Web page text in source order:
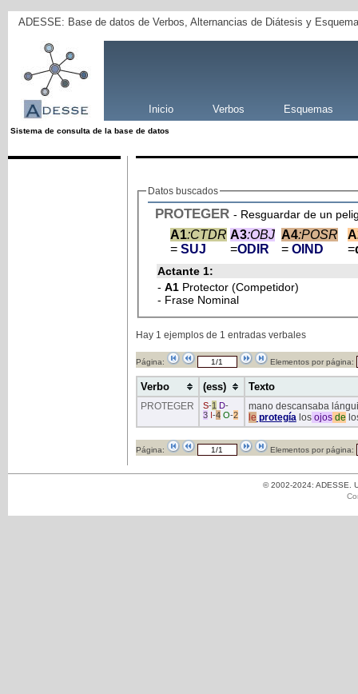
ADESSE: Base de datos de Verbos, Alternancias de Diátesis y
Inicio Verbos Esquemas
Sistema de consulta de la base de datos
Datos buscados
PROTEGER - Resguardar de un
A1:CTDR
= SUJ
A3:OBJ
=ODIR
A4:POSR
= OIND
=
Actante 1:
- A1Protector (Competidor)
- Frase Nominal
Hay 1 ejemplos de 1 entradas verbales
Página: Elementos por página:
Verbo (ess) Texto
PROTEGER S-1 D-
3 -4 O-2
mano descansaba
le protegíalosojosde
Página: Elementos por página:
© 2002-2024: ADESSE.